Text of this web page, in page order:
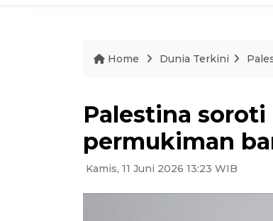
Home Dunia Terkini
Palestina soroti
permukiman
Kamis, 11 Juni 2026 13:23 WIB